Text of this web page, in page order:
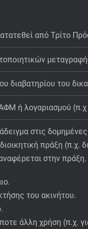
από Τρίτο
διαβατηρίου του
ή λογαριασμού
στις
πράξη
στην
του ακινήτου.
άλλη χρήση (π.χ.